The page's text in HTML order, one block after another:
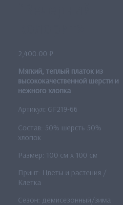
2,400.00 ₽
Мягкий, теплый платок из
высококачественной шерсти и
нежного хлопка
Артикул: GF219-66
Состав: 50% шерсть 50%
хлопок
Размер: 100 см x 100 см
Принт: Цветы и растения /
Клетка
Сезон: демисезонный/зима